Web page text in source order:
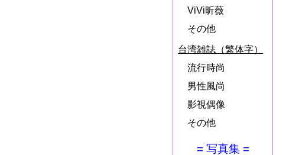
ViVi昕薇
その他
台湾雑誌（繁体字）
流行時尚
男性風尚
影視偶像
その他
= 写真集 =